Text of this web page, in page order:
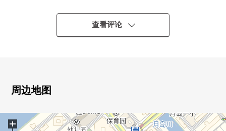
○丰富的收藏
・1.63平米的贮藏室
・步入式衣帽间(西式房间7.2张塌塌米部分)
○地板暖气有(客餐厅部分)
○1418尺寸的智能浴缸(浴室烘干机有)
查看评论
周边地图
+